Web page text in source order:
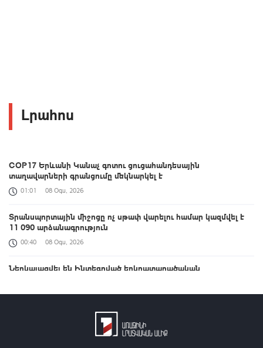
Լրահոս
COP17 Երևանի Կանաչ գոտու ցուցահանդեսային
տաղավարների գրանցումը մեկնարկել է
01:01 08 Օգս, 2026
Տրանսպորտային միջոցը ոչ սթափ վարելու համար կազմվել է
11 090 արձանագրություն
00:40 08 Օգս, 2026
Ներկայացվել են Ինտեգրված երկրատարածական
ԱՄՆ Սենատը Ռուսաստանի դեմ լայնածավալ